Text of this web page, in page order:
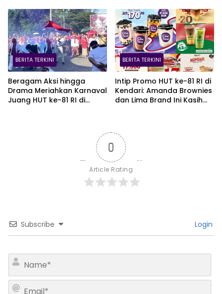
Ekspor
EV Car
BERITA TERKINI
Beragam Aksi hingga
Drama Meriahkan Karnaval
Juang HUT ke-81 RI di
BERITA TERKINI
Intip Promo HUT ke-81 RI di
Kendari: Amanda Brownies
dan Lima Brand Ini Kasih
0
Article Rating
Subscribe Login
m